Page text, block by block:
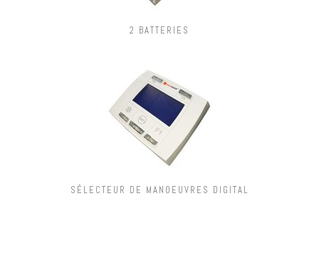
2 BATTERIES
SÉLECTEUR DE MANOEUVRES DIGITAL